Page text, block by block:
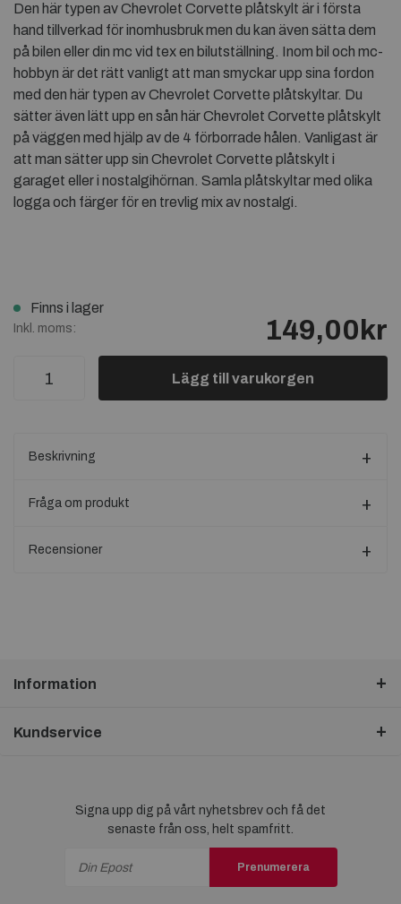
Den här typen av Chevrolet Corvette plåtskylt är i första
hand tillverkad för inomhusbruk men du kan även sätta dem
på bilen eller din mc vid tex en bilutställning. Inom bil och mc-
hobbyn är det rätt vanligt att man smyckar upp sina fordon
med den här typen av Chevrolet Corvette plåtskyltar. Du
sätter även lätt upp en sån här Chevrolet Corvette plåtskylt
på väggen med hjälp av de 4 förborrade hålen. Vanligast är
att man sätter upp sin Chevrolet Corvette plåtskylt i
garaget eller i nostalgihörnan. Samla plåtskyltar med olika
logga och färger för en trevlig mix av nostalgi.
Finns i lager
Inkl. moms: 149,00kr
Lägg till varukorgen
Beskrivning
Fråga om produkt
Recensioner
Information
Kundservice
Signa upp dig på vårt nyhetsbrev och få det
senaste från oss, helt spamfritt.
Prenumerera